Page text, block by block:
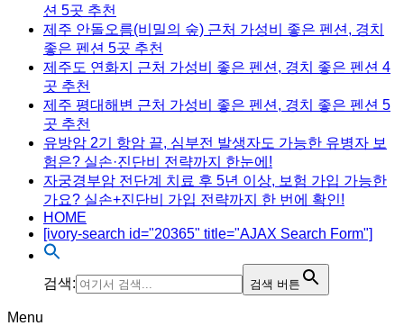
션 5곳 추천
제주 안돌오름(비밀의 숲) 근처 가성비 좋은 펜션, 경치
좋은 펜션 5곳 추천
제주도 연화지 근처 가성비 좋은 펜션, 경치 좋은 펜션 4
곳 추천
제주 평대해변 근처 가성비 좋은 펜션, 경치 좋은 펜션 5
곳 추천
유방암 2기 항암 끝, 심부전 발생자도 가능한 유병자 보
험은? 실손·진단비 전략까지 한눈에!
자궁경부암 전단계 치료 후 5년 이상, 보험 가입 가능한
가요? 실손+진단비 가입 전략까지 한 번에 확인!
HOME
[ivory-search id="20365" title="AJAX Search Form"]
검색: 검색 버튼
Menu